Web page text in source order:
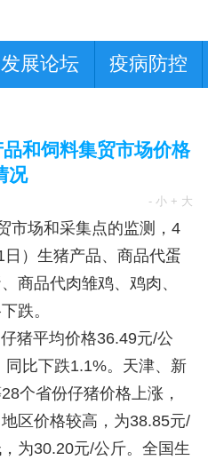
发展论坛 疫病防控
和饲料集贸市场价格
况
- 小 + 大
市场和采集点的监测，4
）生猪产品、商品代蛋
商品代肉雏鸡、鸡肉、
跌。
猪平均价格36.49元/公
比下跌1.1%。天津、新
个省份仔猪价格上涨，
区价格较高，为38.85元/
为30.20元/公斤。全国生